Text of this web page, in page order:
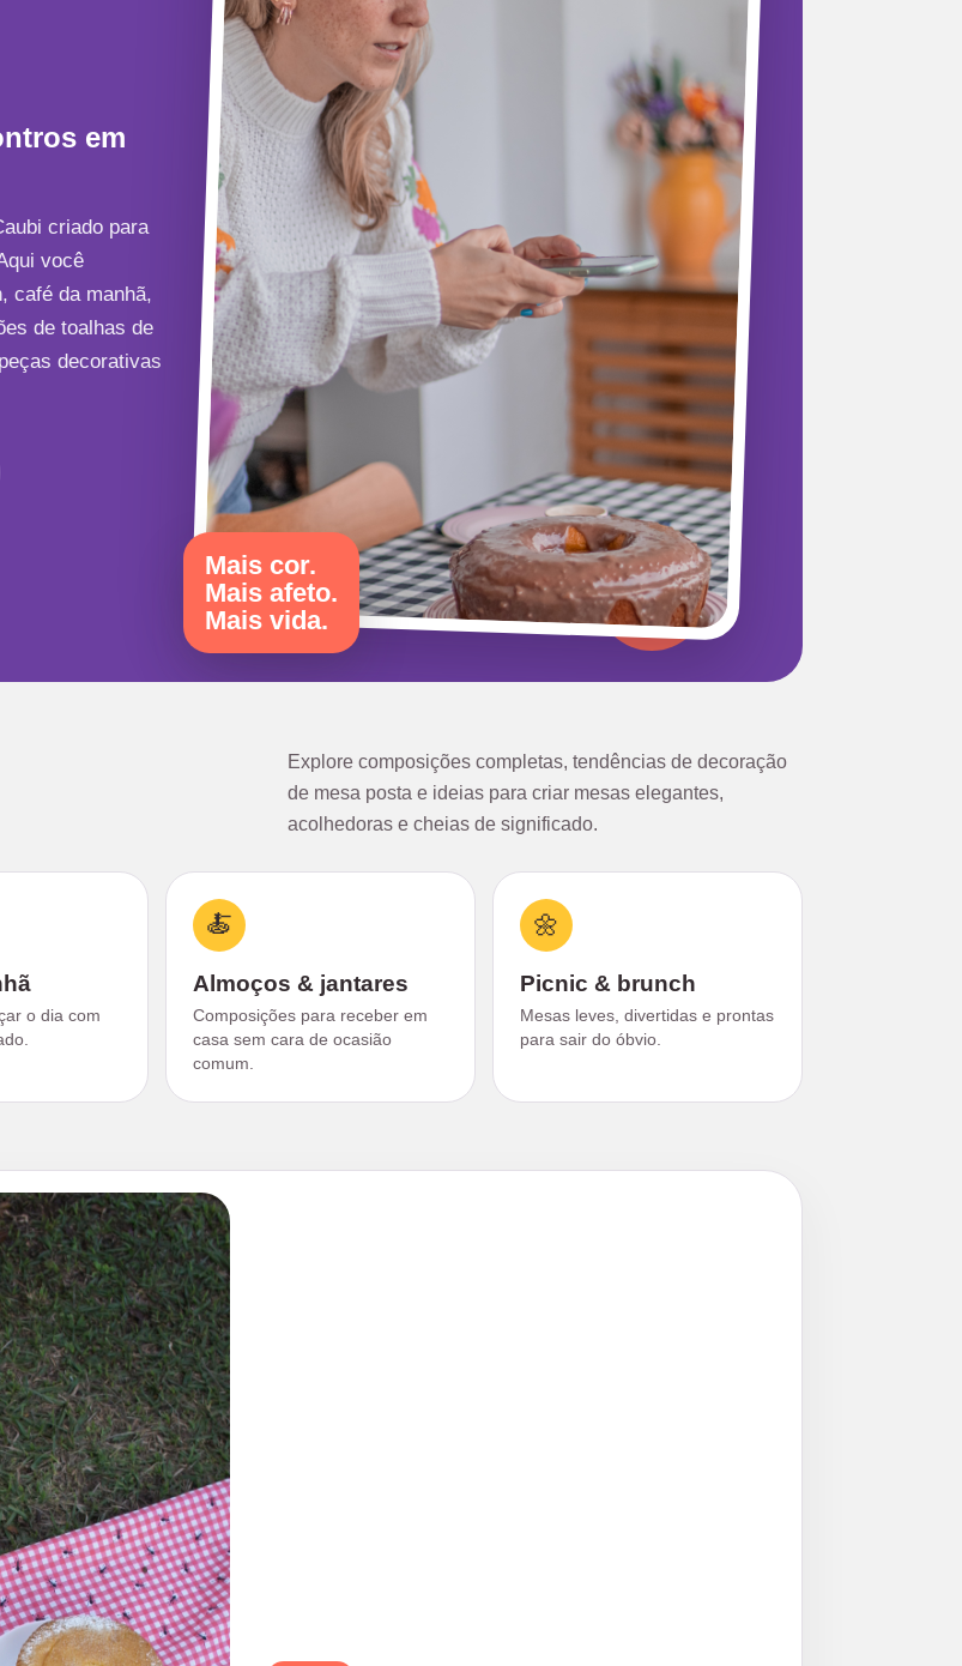
em
criado para
você
café da manhã,
de toalhas de
decorativas
Mais cor.
Mais afeto.
Mais vida.
Explore composições completas, tendências de decoração
de mesa posta e ideias para criar mesas elegantes,
acolhedoras e cheias de significado.
o dia com
🍝
Almoços & jantares
Composições para receber em
casa sem cara de ocasião
comum.
🌼
Picnic & brunch
Mesas leves, divertidas e prontas
para sair do óbvio.